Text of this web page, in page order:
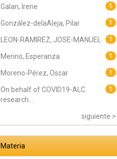
1
Galan, Irene
1
González-delaAleja, Pilar
1
LEON-RAMIREZ, JOSE-MANUEL
1
Merino, Esperanza
1
Moreno-Pérez, Oscar
1
On behalf of COVID19-ALC
research...
siguiente >
Materia